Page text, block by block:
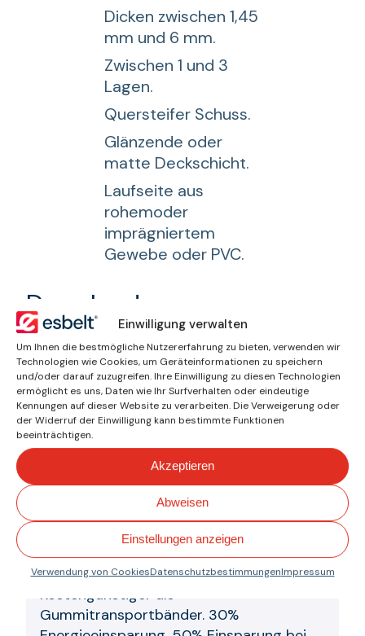
Einwilligung verwalten
Um Ihnen die bestmögliche Nutzererfahrung zu bieten, verwenden wir
Technologien wie Cookies, um Geräteinformationen zu speichern
und/oder darauf zuzugreifen. Ihre Einwilligung zu diesen Technologien
ermöglicht es uns, Daten wie Ihr Surfverhalten oder eindeutige
Kennungen auf dieser Website zu verarbeiten. Die Verweigerung oder
der Widerruf der Einwilligung kann bestimmte Funktionen
beeinträchtigen.
Akzeptieren
Abweisen
Einstellungen anzeigen
Verwendung von CookiesDatenschutzbestimmungenImpressum
Dicken zwischen 1,45
mm und 6 mm.
Zwischen 1 und 3
Lagen.
Quersteifer Schuss.
Glänzende oder
matte Deckschicht.
Laufseite aus
rohemoder
imprägniertem
Gewebe oder PVC.
Downloads
Broschüre Bänder der Serie Breda
(PDF EN )
Förderbänder, ausgelegt für den Einsatz
unter rauen Bedingungen: abriebfest,
beständig gegen Mineralöle und
Chemikalien sowie schnittfest.
Broschüre Transportbänder in
Anlagen für Siedlungsabfälle
)
Kostengünstiger als
Gummitransportbänder. 30%